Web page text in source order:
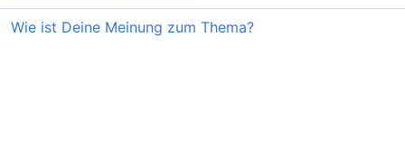
Wie ist Deine Meinung zum Thema?